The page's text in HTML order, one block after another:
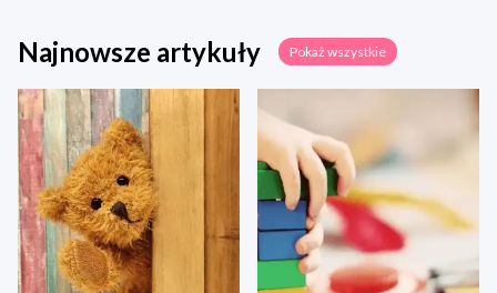
Najnowsze artykuły Pokaż wszystkie